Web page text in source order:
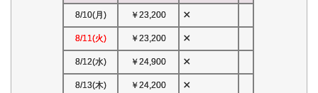
8/10(月) ￥23,200 ×
8/11(火) ￥23,200 ×
8/12(水) ￥24,900 ×
8/13(木) ￥24,200 ×